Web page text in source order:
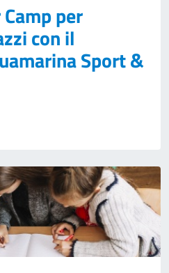
per
con il
Sport &